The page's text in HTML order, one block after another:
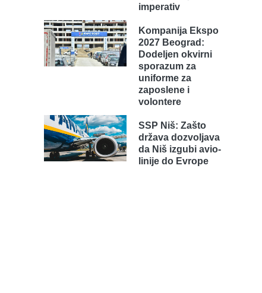
imperativ
Kompanija Ekspo
2027 Beograd:
Dodeljen okvirni
sporazum za
uniforme za
zaposlene i
volontere
SSP Niš: Zašto
država dozvoljava
da Niš izgubi avio-
linije do Evrope